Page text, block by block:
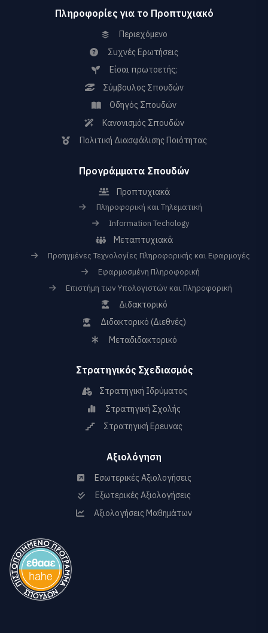
Πληροφορίες για το Προπτυχιακό
Περιεχόμενο
Συχνές Ερωτήσεις
Είσαι πρωτοετής;
Σύμβουλος Σπουδών
Οδηγός Σπουδών
Κανονισμός Σπουδών
Πολιτική Διασφάλισης Ποιότητας
Προγράμματα Σπουδών
Προπτυχιακά
Πληροφορική και Τηλεματική
Information Techology
Μεταπτυχιακά
Προηγμένες Τεχνολογίες Πληροφορικής και Εφαρμογές
Εφαρμοσμένη Πληροφορική
Επιστήμη των Υπολογιστών και Πληροφορική
Διδακτορικό
Διδακτορικό (Διεθνές)
Μεταδιδακτορικό
Στρατηγικός Σχεδιασμός
Στρατηγική Ιδρύματος
Στρατηγική Σχολής
Στρατηγική Ερευνας
Αξιολόγηση
Εσωτερικές Αξιολογήσεις
Εξωτερικές Αξιολογήσεις
Αξιολογήσεις Μαθημάτων